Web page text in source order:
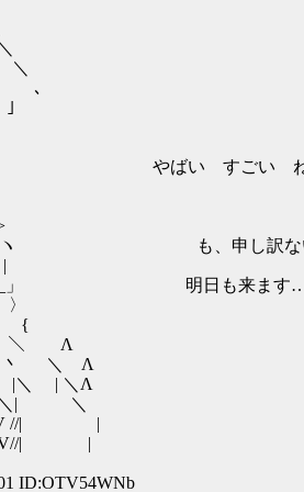
} ､
: |￣￣ やばい すごい ね
申し訳ない、ちょっ
明日も来ます……
{
Λ
Λ
Λ
＼
//| |
| |
ID:OTV54WNb